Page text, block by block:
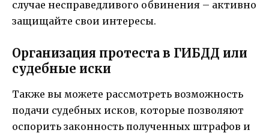
случае несправедливого обвинения – активно
защищайте свои интересы.
Организация протеста в ГИБДД или
судебные иски
Также вы можете рассмотреть возможность
подачи судебных исков, которые позволяют
оспорить законность полученных штрафов и